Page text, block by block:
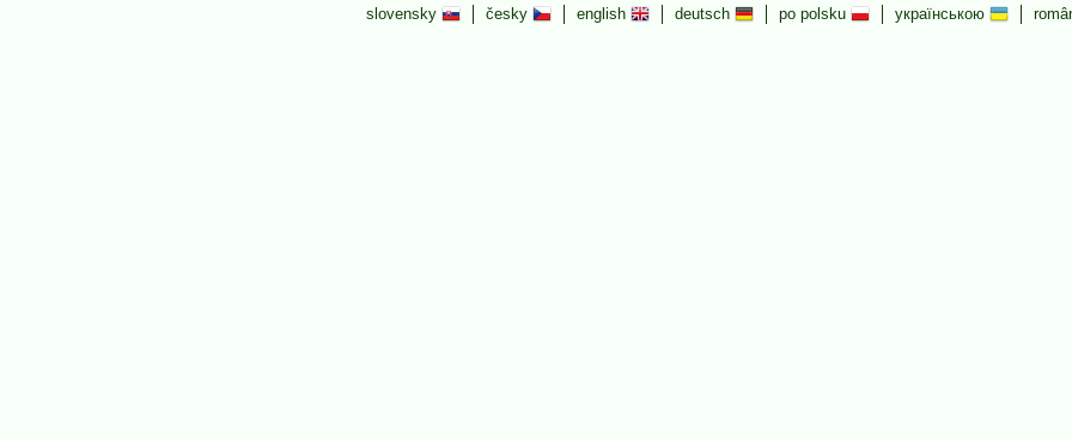
slovensky
česky english deutsch po polsku українською